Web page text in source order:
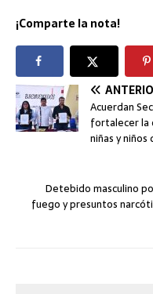
¡Comparte la nota!
Acuerdan
fortalecer la
niñas y
Detebido masculino
fuego y presuntos